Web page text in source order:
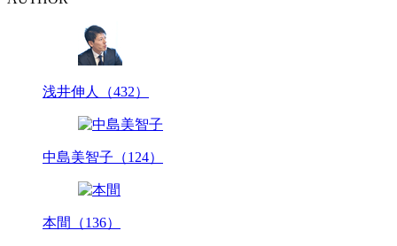
浅井伸人（432）
中島美智子（124）
本間（136）